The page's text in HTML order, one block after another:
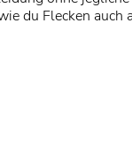
du Flecken auch